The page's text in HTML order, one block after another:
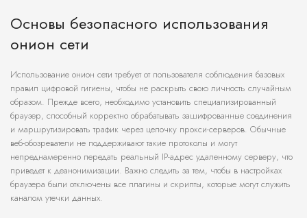
Основы безопасного использования
онион сети
Использование онион сети требует от пользователя соблюдения базовых
правил цифровой гигиены, чтобы не раскрыть свою личность случайным
образом. Прежде всего, необходимо установить специализированный
браузер, способный корректно обрабатывать зашифрованные соединения
и маршрутизировать трафик через цепочку прокси-серверов. Обычные
веб-обозреватели не поддерживают такие протоколы и могут
непреднамеренно передать реальный IP-адрес удаленному серверу, что
приведет к деанонимизации. Важно следить за тем, чтобы в настройках
браузера были отключены все плагины и скрипты, которые могут служить
каналом утечки данных.